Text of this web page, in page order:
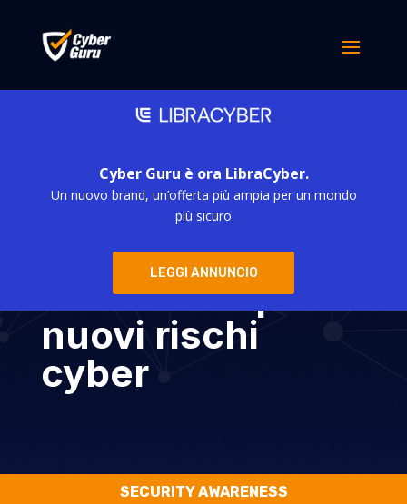
Cyber Guru è ora LibraCyber.
Un nuovo brand, un’offerta più ampia per un mondo
più sicuro
LEGGI ANNUNCIO
Il metaverso, una
realtà per nuovi
business e per
nuovi rischi
cyber
SECURITY AWARENESS